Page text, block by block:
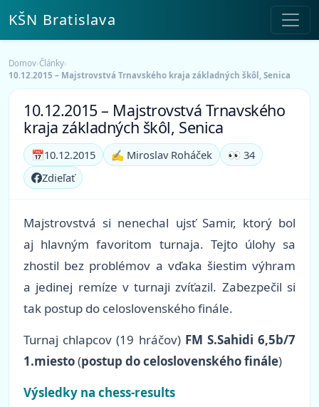
KŠN Bratislava
Domov›Články›
10.12.2015 – Majstrovstvá Trnavského kraja základných škôl, Senica
10.12.2015 – Majstrovstvá Trnavského
kraja základných škôl, Senica
📅10.12.2015 ✍️ Miroslav Roháček
👀 34
Zdieľať
Majstrovstvá si nenechal ujsť Samir, ktorý bol
aj hlavným favoritom turnaja. Tejto úlohy sa
zhostil bez problémov a vďaka šiestim výhram
a jedinej remíze v turnaji zvíťazil. Zabezpečil si
tak postup do celoslovenského finále.
Turnaj chlapcov (19 hráčov) FM S.Sahidi 6,5b/7
1.miesto(postup do celoslovenského finále)
Výsledky na chess-results